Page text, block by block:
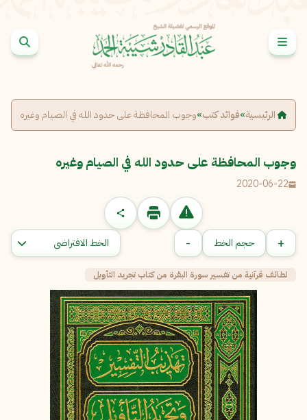
الرئيسية»فوائد كتب»وجوب المحافظة على حدود الله في الصيام وغيره
وجوب المحافظة على حدود الله في الصيام وغيره
2020-06-22
الإبلاغ عن مشكلة
الاسم الكامل*
إرسال إلغاء
+ حجم الخط -
لطائف قرآنية من تفسير سورة البقرة من كتاب تجريد التأويل